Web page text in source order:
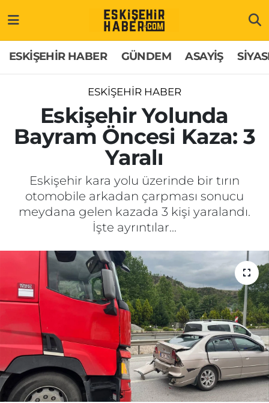
ESKİŞEHİR HABER GÜNDEM ASAYİŞ
ESKİŞEHİR HABER
Eskişehir Yolunda
Bayram Öncesi Kaza: 3
Yaralı
Eskişehir kara yolu üzerinde bir tırın
otomobile arkadan çarpması sonucu
meydana gelen kazada 3 kişi yaralandı.
İşte ayrıntılar...
GÜNDEM
ASAYİŞ
SİYASET
SAĞLIK
SPOR
MAGAZİN
ESKİŞEHİRSPOR
Hakkımızda
İletişim
Künye
Odunpazarı Trafik Yoğunluk Haritası
Süper Lig Puan Durumu ve Fikstür
Tüm Manşetler
Son Dakika Haberleri
Haber Arşivi